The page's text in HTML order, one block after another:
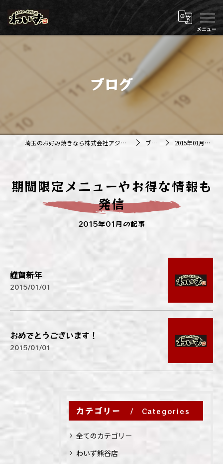
ブログ
埼玉のお好み焼きなら株式会社アジルカンパニー ブログ 2015年01月の記事
期間限定メニューやお得な情報も
発信
2015年01月の記事
謹賀新年
2015/01/01
おめでとうございます！
2015/01/01
カテゴリー Categories
全てのカテゴリー
わいず熊谷店